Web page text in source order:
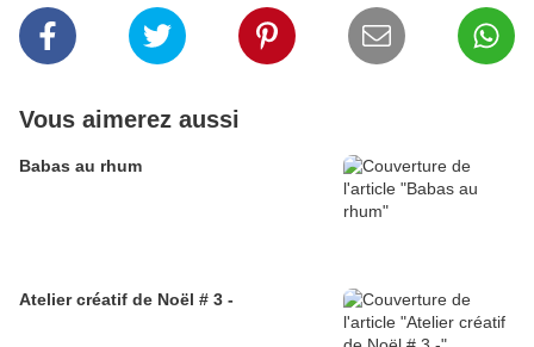
Vous aimerez aussi
Babas au rhum
Atelier créatif de Noël # 3 -